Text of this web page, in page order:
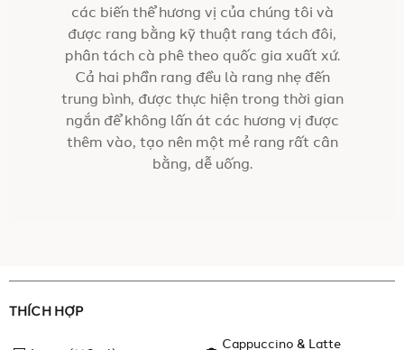
các biến thể hương vị của chúng tôi và
được rang bằng kỹ thuật rang tách đôi,
phân tách cà phê theo quốc gia xuất xứ.
Cả hai phần rang đều là rang nhẹ đến
trung bình, được thực hiện trong thời gian
ngắn để không lấn át các hương vị được
thêm vào, tạo nên một mẻ rang rất cân
bằng, dễ uống.
THÍCH HỢP
Cappuccino & Latte